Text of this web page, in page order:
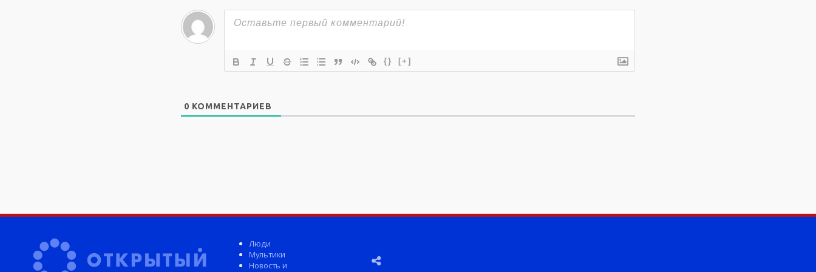
{} [+]
0 КОММЕНТАРИЕВ
Люди
Мультики
Новость и